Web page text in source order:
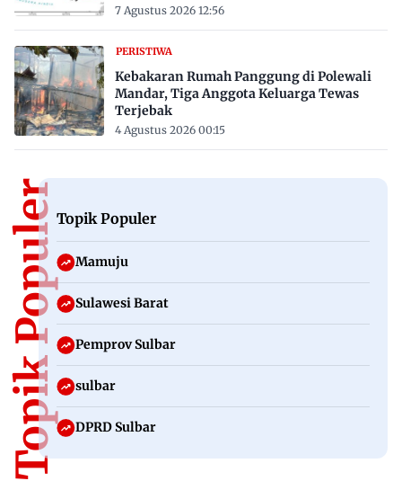
7 Agustus 2026 12:56
PERISTIWA
Kebakaran Rumah Panggung di Polewali
Mandar, Tiga Anggota Keluarga Tewas
Terjebak
4 Agustus 2026 00:15
Topik PopulerTopik Populer
Mamuju
Sulawesi Barat
Pemprov Sulbar
sulbar
DPRD Sulbar